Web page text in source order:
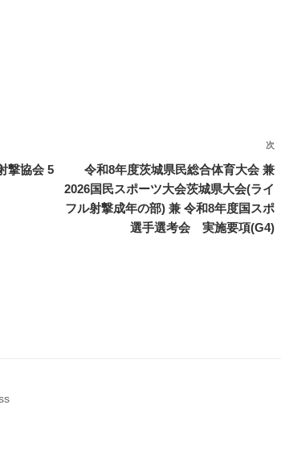
撃協会 5
次
の
稿
次
令和8年度茨城県民総合体育大会 兼
2026国民スポーツ大会茨城県大会(ライ
フル射撃成年の部) 兼 令和8年度国スポ
選手選考会 実施要項(G4)